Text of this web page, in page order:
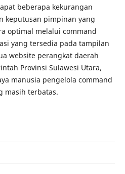
beberapa kekurangan
keputusan pimpinan yang
optimal melalui command
yang tersedia pada tampilan
website perangkat daerah
Provinsi Sulawesi Utara,
manusia pengelola command
masih terbatas.